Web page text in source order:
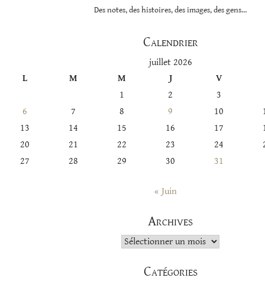
Des notes, des histoires, des images, des gens…
Calendrier
juillet 2026
L
M M J
V
1
2
3
6
7 8 9 10
13
14 15 16 17
20
21 22 23 24
27
28 29 30 31
« Juin
Archives
Archives
Catégories